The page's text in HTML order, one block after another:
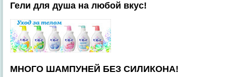
Гели для душа на любой вкус!
МНОГО ШАМПУНЕЙ БЕЗ СИЛИКОНА!